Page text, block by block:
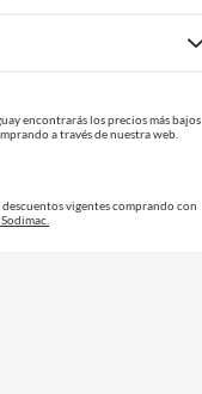
encontrarás los precios más bajos
a través de nuestra web.
descuentos vigentes comprando con